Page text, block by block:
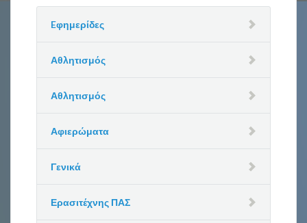
Eφημερίδες
Αθλητισμός
Αθλητισμός
Αφιερώματα
Γενικά
Ερασιτέχνης ΠΑΣ